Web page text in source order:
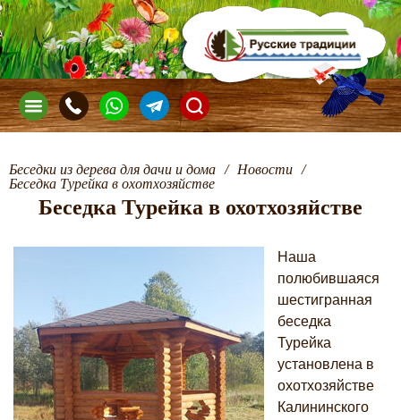
Беседки из дерева для дачи и дома / Новости /
Беседка Турейка в охотхозяйстве
Беседка Турейка в охотхозяйстве
Наша
полюбившаяся
шестигранная
беседка
Турейка
установлена в
охотхозяйстве
Калининского